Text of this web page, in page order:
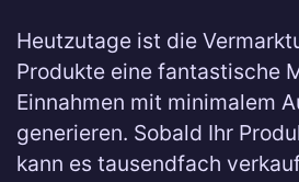
Heutzutage ist die
Produkte eine fantastische
Einnahmen mit minimalem
generieren. Sobald Ihr
kann es tausendfach